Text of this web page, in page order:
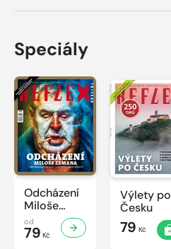
Speciály
Odcházení
Miloše
Zemana
od
79 Kč
Výlety po
Česku
79 Kč